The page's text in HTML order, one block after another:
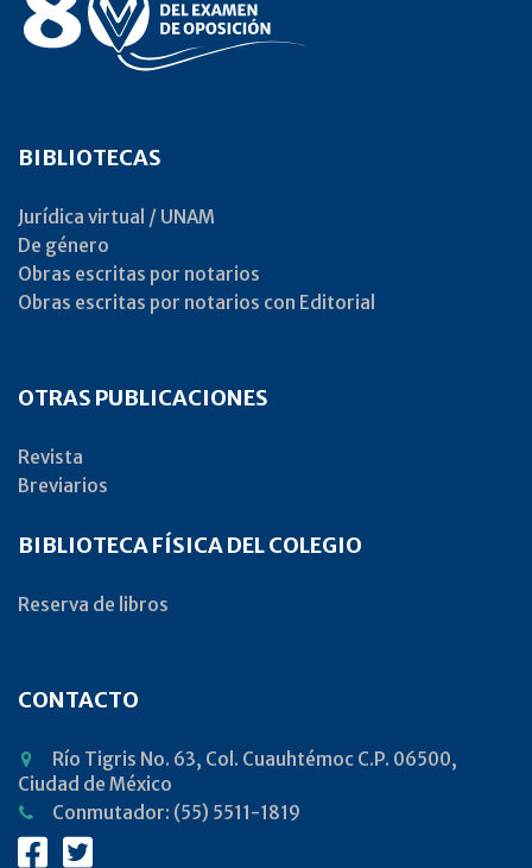
BIBLIOTECAS
Jurídica virtual / UNAM
De género
Obras escritas por notarios
Obras escritas por notarios con Editorial
OTRAS PUBLICACIONES
Revista
Breviarios
BIBLIOTECA FÍSICA DEL COLEGIO
Reserva de libros
CONTACTO
Río Tigris No. 63, Col. Cuauhtémoc C.P. 06500,
Ciudad de México
Conmutador: (55) 5511-1819